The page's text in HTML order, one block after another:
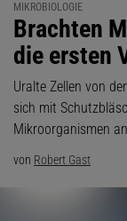
MIKROBIOLOGIE
:
Brachten
die ersten
Uralte Zellen von
sich mit
Mikroorganismen
von Robert Gast